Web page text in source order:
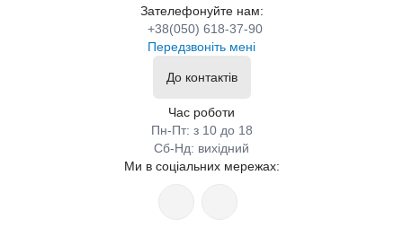
Зателефонуйте нам:
+38(050) 618-37-90
Передзвоніть мені
До контактів
Час роботи
Пн-Пт: з 10 до 18
Сб-Нд: вихідний
Ми в соціальних мережах: